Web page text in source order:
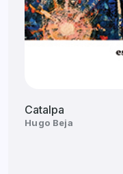
Catalpa
Hugo Beja